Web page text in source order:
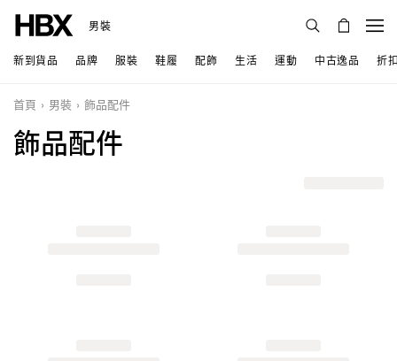
男裝
新到貨品 品牌 服裝 鞋履 配飾 生活 運動 中古逸品 折
首頁 男裝 飾品配件
飾品配件